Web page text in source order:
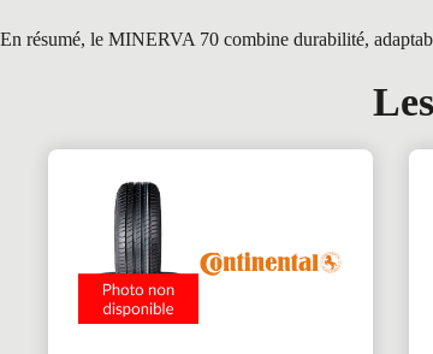
En résumé, le MINERVA 70 combine durabilité,